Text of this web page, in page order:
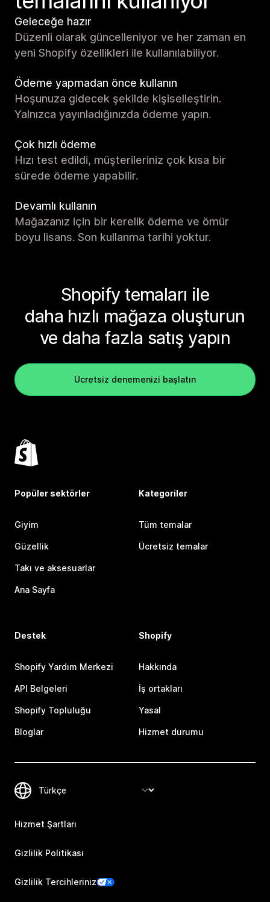
Geleceğe hazır
Düzenli olarak güncelleniyor ve her zaman en
yeni Shopify özellikleri ile kullanılabiliyor.
Ödeme yapmadan önce kullanın
Hoşunuza gidecek şekilde kişiselleştirin.
Yalnızca yayınladığınızda ödeme yapın.
Çok hızlı ödeme
Hızı test edildi, müşterileriniz çok kısa bir
sürede ödeme yapabilir.
Devamlı kullanın
Mağazanız için bir kerelik ödeme ve ömür
boyu lisans. Son kullanma tarihi yoktur.
Shopify temaları ile
daha hızlı mağaza oluşturun
ve daha fazla satış yapın
Ücretsiz denemenizi başlatın
Popüler sektörler
Giyim
Güzellik
Takı ve aksesuarlar
Ana Sayfa
Kategoriler
Tüm temalar
Ücretsiz temalar
Destek
Shopify Yardım Merkezi
API Belgeleri
Shopify Topluluğu
Bloglar
Shopify
Hakkında
İş ortakları
Yasal
Hizmet durumu
Hizmet Şartları
Gizlilik Politikası
Gizlilik Tercihleriniz